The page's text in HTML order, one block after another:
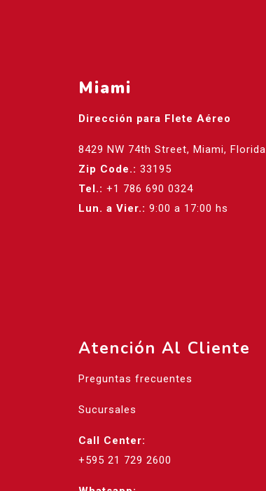
Miami
Dirección para Flete Aéreo
8429 NW 74th Street, Miami, Florida
Zip Code.: 33195
Tel.: +1 786 690 0324
Lun. a Vier.: 9:00 a 17:00 hs
Atención Al Cliente
Preguntas frecuentes
Sucursales
Call Center:
+595 21 729 2600